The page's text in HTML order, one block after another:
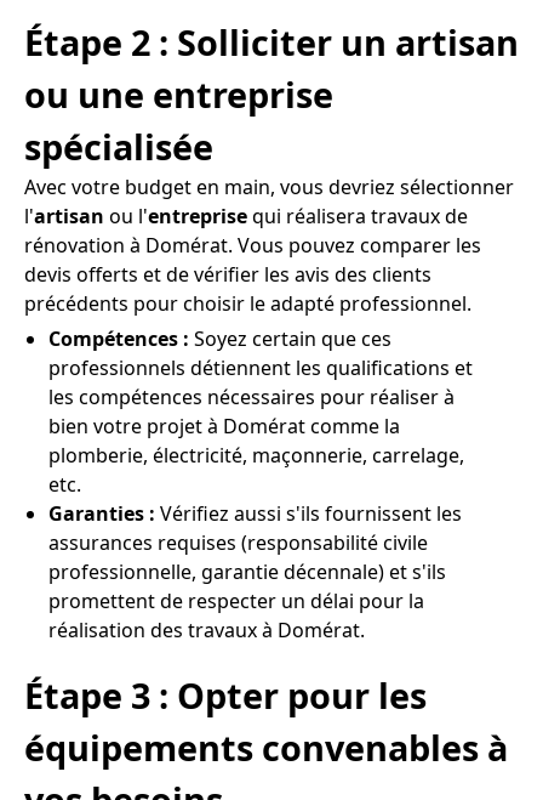
Étape 2 : Solliciter un artisan
ou une entreprise
spécialisée
Avec votre budget en main, vous devriez sélectionner
l'artisan ou l'entreprisequi réalisera travaux de
rénovation à Domérat. Vous pouvez comparer les
devis offerts et de vérifier les avis des clients
précédents pour choisir le adapté professionnel.
Compétences : Soyez certain que ces
professionnels détiennent les qualifications et
les compétences nécessaires pour réaliser à
bien votre projet à Domérat comme la
plomberie, électricité, maçonnerie, carrelage,
etc.
Garanties : Vérifiez aussi s'ils fournissent les
assurances requises (responsabilité civile
professionnelle, garantie décennale) et s'ils
promettent de respecter un délai pour la
réalisation des travaux à Domérat.
Étape 3 : Opter pour les
équipements convenables à